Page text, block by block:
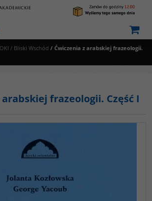
/ Bliski Wschód / Ćwiczenia z arabskiej frazeologii.
frazeologii. Część I